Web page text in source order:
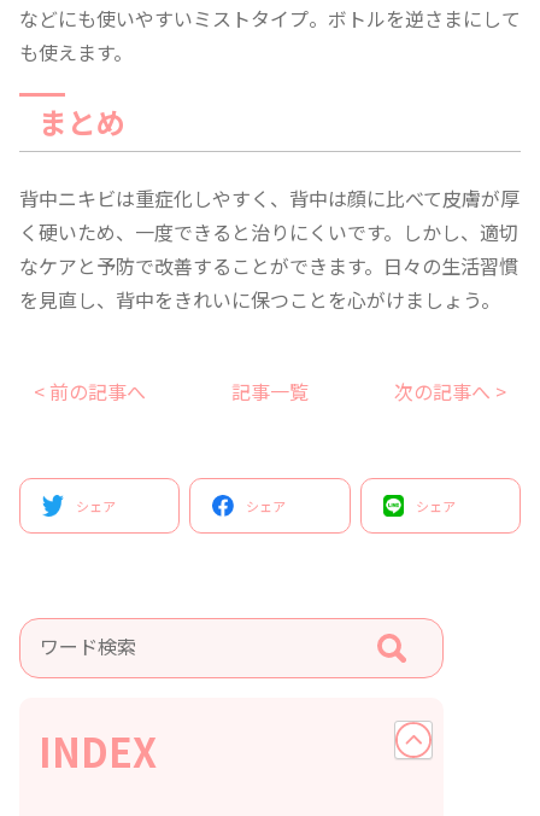
などにも使いやすいミストタイプ。ボトルを逆さまにして
も使えます。
まとめ
背中ニキビは重症化しやすく、背中は顔に比べて皮膚が厚
く硬いため、一度できると治りにくいです。しかし、適切
なケアと予防で改善することができます。日々の生活習慣
を見直し、背中をきれいに保つことを心がけましょう。
< 前の記事へ 記事一覧 次の記事へ >
シェア シェア シェア
INDEX